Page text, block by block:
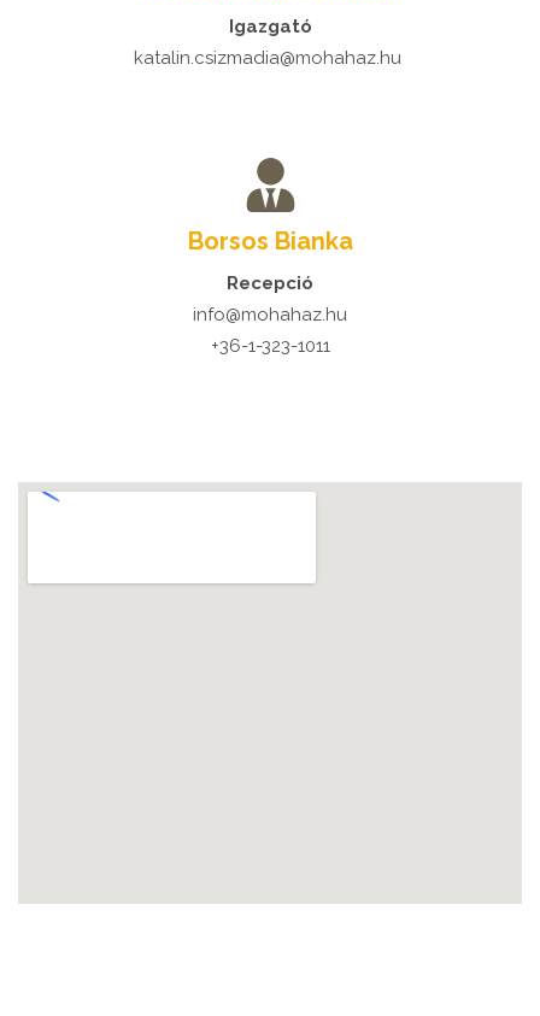
Igazgató
katalin.csizmadia@mohahaz.hu ​
Borsos Bianka
Recepció
info@mohahaz.hu
+36-1-323-1011